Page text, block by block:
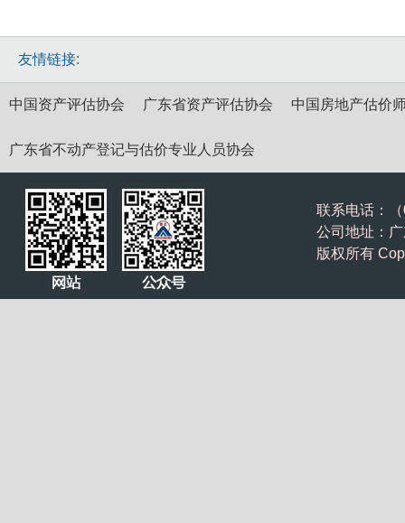
友情链接:
中国资产评估协会 广东省资产评估协会 中国房地产估价
广东省不动产登记与估价专业人员协会
联系电话：
公司地址：
版权所有